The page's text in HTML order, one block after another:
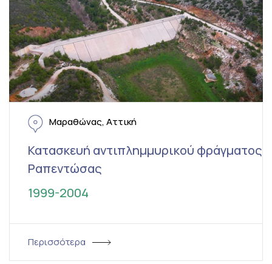
Μαραθώνας, Αττική
Κατασκευή αντιπλημμυρικού φράγματος
Ραπεντώσας
1999-2004
Περισσότερα